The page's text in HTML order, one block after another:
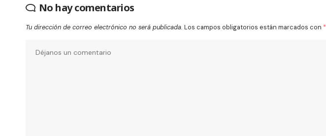
No hay comentarios
Tu dirección de correo electrónico no será publicada. Los campos obligatorios están marcados con *